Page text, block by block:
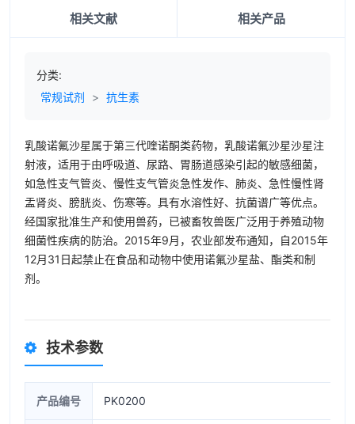
相关文献 相关产品
分类:
常规试剂
> 抗生素
乳酸诺氟沙星属于第三代喹诺酮类药物，乳酸诺氟沙星沙星注
射液，适用于由呼吸道、尿路、胃肠道感染引起的敏感细菌，
如急性支气管炎、慢性支气管炎急性发作、肺炎、急性慢性肾
盂肾炎、膀胱炎、伤寒等。具有水溶性好、抗菌谱广等优点。
经国家批准生产和使用兽药，已被畜牧兽医广泛用于养殖动物
细菌性疾病的防治。2015年9月，农业部发布通知，自2015年
12月31日起禁止在食品和动物中使用诺氟沙星盐、酯类和制
剂。
技术参数
产品编号 PK0200